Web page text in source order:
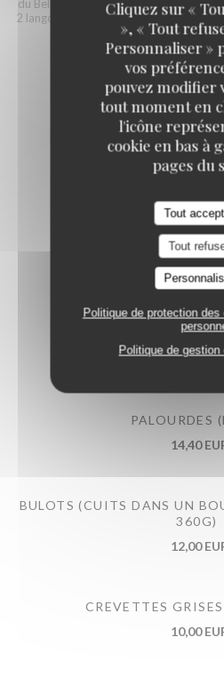
Cliquez sur «
», « Tout
Personnaliser »
vos
pouvez modifier
tout moment en
l'icône
cookie en bas à
pages du
Tout
Tout
Politique de protection
Politique de
du Belon Cadoret Petites, 2 Fines de
2 langoustines, 5 crevettes roses Label
grises, 3 palourdes,
79,50
Coquillages
BIGORNEAUX
10,50
AMANDES
6,00 EUR
PALOURDES
14,40
BULOTS (CUITS DANS UN
360G)
12,00
CREVETTES
10,00